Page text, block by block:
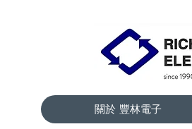
關於 豐林電子